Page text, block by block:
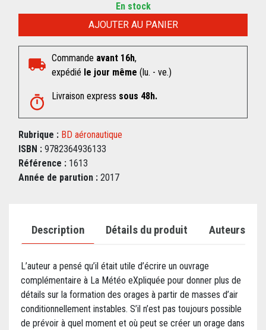
AJOUTER AU PANIER
En stock
Commande avant 16h,
expédié le jour même (lu. - ve.)
Livraison express sous 48h.
Rubrique : BD aéronautique
ISBN : 9782364936133
Référence : 1613
Année de parution : 2017
Description Détails du produit Auteurs
L’auteur a pensé qu’il était utile d’écrire un ouvrage
complémentaire à La Météo eXpliquée pour donner plus de
détails sur la formation des orages à partir de masses d’air
conditionnellement instables. S’il n’est pas toujours possible
de prévoir à quel moment et où peut se créer un orage dans